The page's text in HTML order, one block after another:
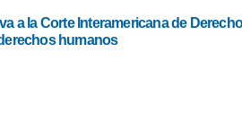
a la Corte Interamericana de
humanos